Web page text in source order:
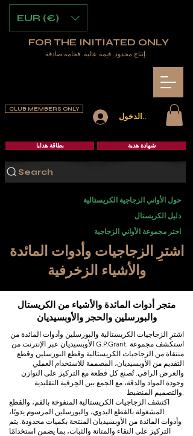
تسجيل الدخول
CLUB MEMBERS ONLY
Search
بطاقة هدايا شهادة هدية
FOR THE INITIATED ONLY
إنتاج محدود. قيمة عالية. فخامة صادقة.
EUR (€)
حول الأواني الزجاجية الكريستالية
دليل الكريستال
اختر مجموعة الأواني الزجاجية
اشترِ الزجاجيات وأدوات المائدة
والأشياء الزخرفية
متجر أدوات المائدة والأشياء من الكريستال
والبورسلين والحجر والأوبسيديان
اشترِ الزجاجيات الكريستالية والبورسلين وأدوات المائدة من
الأوبسيديان عبر الإنترنت من G.P.Grant. استكشف مجموعة
منتقاة من الزجاجيات الكريستالية وقطع البورسلين وقطع
التقديم من الأوبسيديان، المصممة للاستخدام العملي
والعرض الراقي. تُصنع كل قطعة مع التركيز على التوازن
وجودة المواد والدقة، مع الجمع بين الحِرفية التقليدية
اكتشف الزجاجيات الكريستالية المنفوخة بالفم، والقطع
المشغولة بالقطع اليدوي، والبورسلين المرسوم يدويًا،
وأدوات المائدة من الأوبسيديان المنتجة بكميات محدودة. يتم
التركيز على النقاء والمتانة والثبات، بما يضمن استخدامًا